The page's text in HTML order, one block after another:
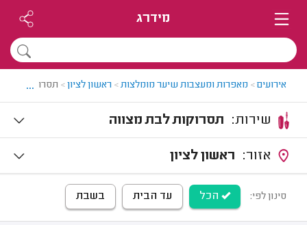
מידרג
אירועים> מאפרות ומעצבות שיער מומלצות> ראשון לציון> תסרוקות לבת
...
תסרוקות לבת מצווה
ראשון לציון
סינון לפי: הכל עד הבית בשבת